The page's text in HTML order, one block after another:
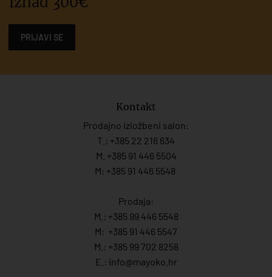
PRIJAVI SE
Kontakt
Prodajno izložbeni salon:
T.: +385 22 216 634
M. +385 91 446 5504
M: +385 91 446 5548
Prodaja:
M.: +385 99 446 5548
M: +385 91 446 5547
M.: +385 99 702 8258
E.: info@mayoko. hr